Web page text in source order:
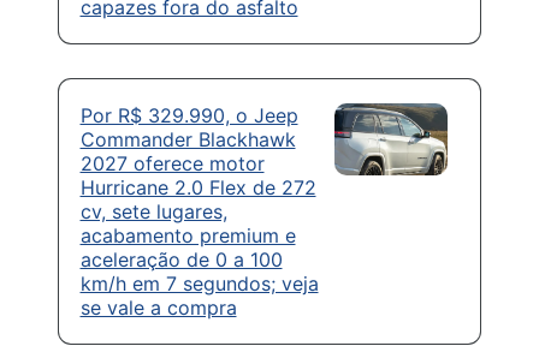
capazes fora do asfalto
Por R$ 329.990, o Jeep
Commander Blackhawk
2027 oferece motor
Hurricane 2.0 Flex de 272
cv, sete lugares,
acabamento premium e
aceleração de 0 a 100
km/h em 7 segundos; veja
se vale a compra